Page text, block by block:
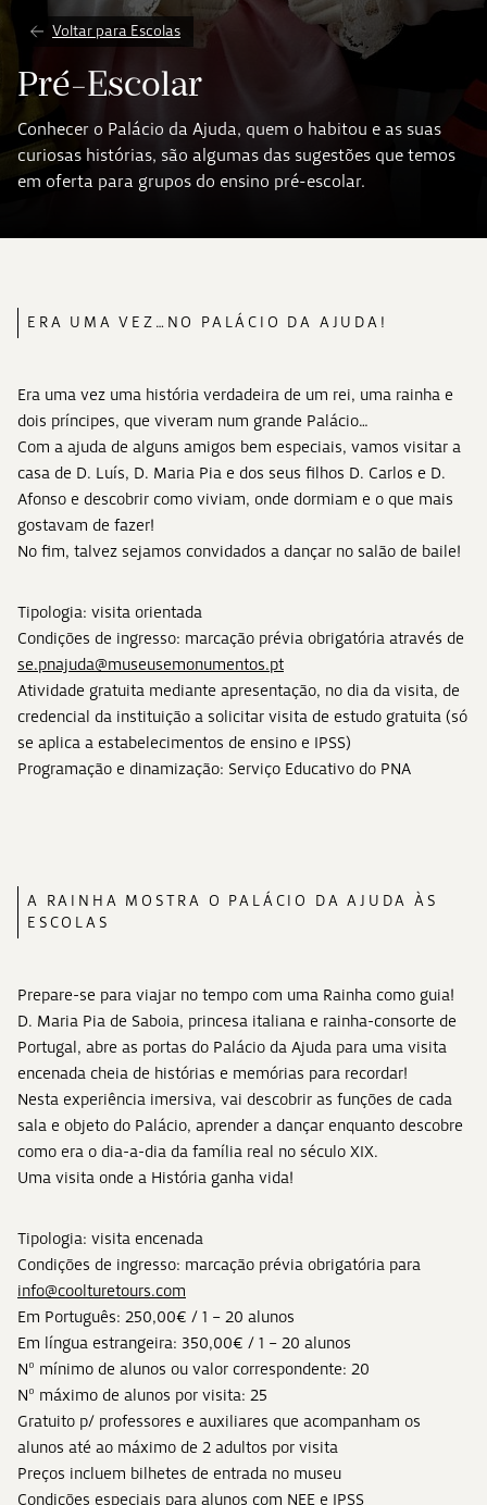
Voltar para Escolas
Pré-Escolar
Conhecer o Palácio da Ajuda, quem o habitou e as suas
curiosas histórias, são algumas das sugestões que temos
em oferta para grupos do ensino pré-escolar.
ERA UMA VEZ…NO PALÁCIO DA AJUDA!
Era uma vez uma história verdadeira de um rei, uma rainha e
dois príncipes, que viveram num grande Palácio…
Com a ajuda de alguns amigos bem especiais, vamos visitar a
casa de D. Luís, D. Maria Pia e dos seus filhos D. Carlos e D.
Afonso e descobrir como viviam, onde dormiam e o que mais
gostavam de fazer!
No fim, talvez sejamos convidados a dançar no salão de baile!
Tipologia: visita orientada
Condições de ingresso: marcação prévia obrigatória através de
se.pnajuda@museusemonumentos.pt
Atividade gratuita mediante apresentação, no dia da visita, de
credencial da instituição a solicitar visita de estudo gratuita (só
se aplica a estabelecimentos de ensino e IPSS)
Programação e dinamização: Serviço Educativo do PNA
A RAINHA MOSTRA O PALÁCIO DA AJUDA ÀS
ESCOLAS
Prepare-se para viajar no tempo com uma Rainha como guia!
D. Maria Pia de Saboia, princesa italiana e rainha-consorte de
Portugal, abre as portas do Palácio da Ajuda para uma visita
encenada cheia de histórias e memórias para recordar!
Nesta experiência imersiva, vai descobrir as funções de cada
sala e objeto do Palácio, aprender a dançar enquanto descobre
como era o dia-a-dia da família real no século XIX.
Uma visita onde a História ganha vida!
Tipologia: visita encenada
Condições de ingresso: marcação prévia obrigatória para
info@coolturetours.com
Em Português: 250,00€ / 1 – 20 alunos
Em língua estrangeira: 350,00€ / 1 – 20 alunos
Nº mínimo de alunos ou valor correspondente: 20
Nº máximo de alunos por visita: 25
Gratuito p/ professores e auxiliares que acompanham os
alunos até ao máximo de 2 adultos por visita
Preços incluem bilhetes de entrada no museu
Condições especiais para alunos com NEE e IPSS